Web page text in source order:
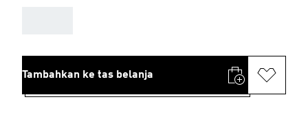
Tambahkan ke tas belanja